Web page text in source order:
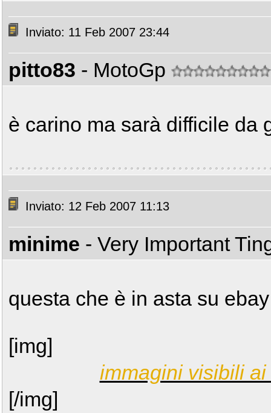
Inviato: 11 Feb 2007 23:44
pitto83 - MotoGp
è carino ma sarà difficile da
Inviato: 12 Feb 2007 11:13
minime - Very Important
questa che è in asta su
[img]
immagini visibili
[/img]